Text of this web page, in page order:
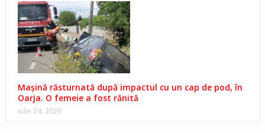
Mașină răsturnată după impactul cu un cap de pod, în
Oarja. O femeie a fost rănită
iulie 24, 2026